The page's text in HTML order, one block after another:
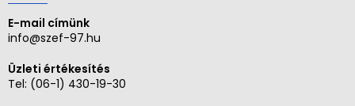
E-mail címünk
info@szef-97.hu
Üzleti értékesítés
Tel: (06-1) 430-19-30